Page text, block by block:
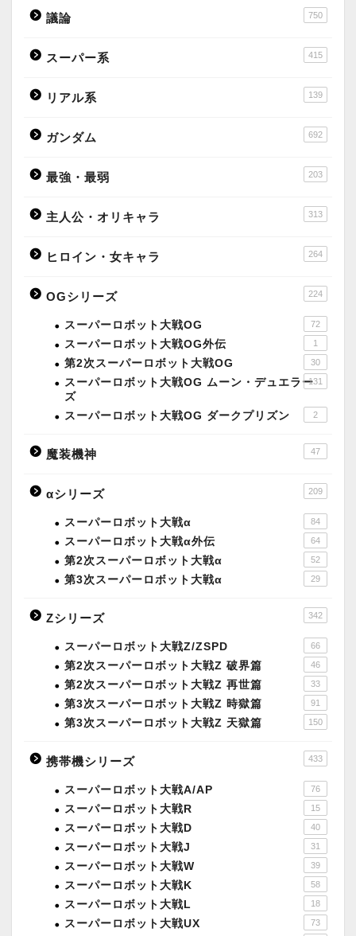
議論 750
スーパー系 415
リアル系 139
ガンダム 692
最強・最弱 203
主人公・オリキャラ 313
ヒロイン・女キャラ 264
OGシリーズ 224
スーパーロボット大戦OG 72
スーパーロボット大戦OG外伝 1
第2次スーパーロボット大戦OG 30
スーパーロボット大戦OG ムーン・デュエラー
ズ
131
スーパーロボット大戦OG ダークプリズン 2
魔装機神 47
αシリーズ 209
スーパーロボット大戦α 84
スーパーロボット大戦α外伝 64
第2次スーパーロボット大戦α 52
第3次スーパーロボット大戦α 29
Zシリーズ 342
スーパーロボット大戦Z/ZSPD 66
第2次スーパーロボット大戦Z 破界篇 46
第2次スーパーロボット大戦Z 再世篇 33
第3次スーパーロボット大戦Z 時獄篇 91
第3次スーパーロボット大戦Z 天獄篇 150
携帯機シリーズ 433
スーパーロボット大戦A/AP 76
スーパーロボット大戦R 15
スーパーロボット大戦D 40
スーパーロボット大戦J 31
スーパーロボット大戦W 39
スーパーロボット大戦K 58
スーパーロボット大戦L 18
スーパーロボット大戦UX 73